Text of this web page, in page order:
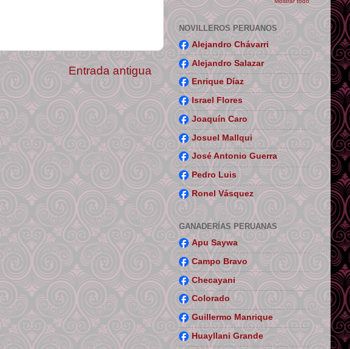
Entrada antigua
NOVILLEROS PERUANOS
Alejandro Chávarri
Alejandro Salazar
Enrique Díaz
Israel Flores
Joaquín Caro
Josuel Mallqui
José Antonio Guerra
Pedro Luis
Ronel Vásquez
GANADERÍAS PERUANAS
Apu Saywa
Campo Bravo
Checayani
Colorado
Guillermo Manrique
Huayllani Grande